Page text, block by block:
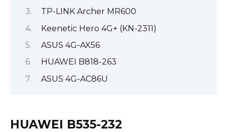
TP-LINK Archer MR600
Keenetic Hero 4G+ (KN-2311)
ASUS 4G-AX56
HUAWEI B818-263
ASUS 4G-AC86U
HUAWEI B535-232